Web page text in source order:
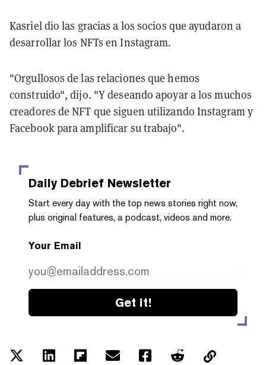
Kasriel dio las gracias a los socios que ayudaron a
desarrollar los NFTs en Instagram.
"Orgullosos de las relaciones que hemos
construido", dijo. "Y deseando apoyar a los muchos
creadores de NFT que siguen utilizando Instagram y
Facebook para amplificar su trabajo".
Daily Debrief Newsletter
Start every day with the top news stories right now,
plus original features, a podcast, videos and more.
Your Email
Get it!